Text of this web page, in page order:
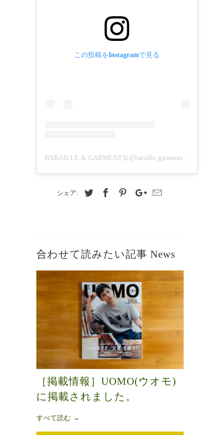
この投稿をInstagramで見る
BARAILLE & GARMENTS(@baraille.garments)がシェアした投稿
シェア:
合わせて読みたい記事 News
［掲載情報］UOMO(ウオモ)
に掲載されました。
すべて読む →